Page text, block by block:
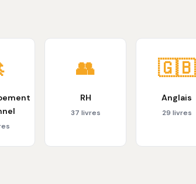
👥
RH
37 livres
🇬🇧
Anglais
29 livres